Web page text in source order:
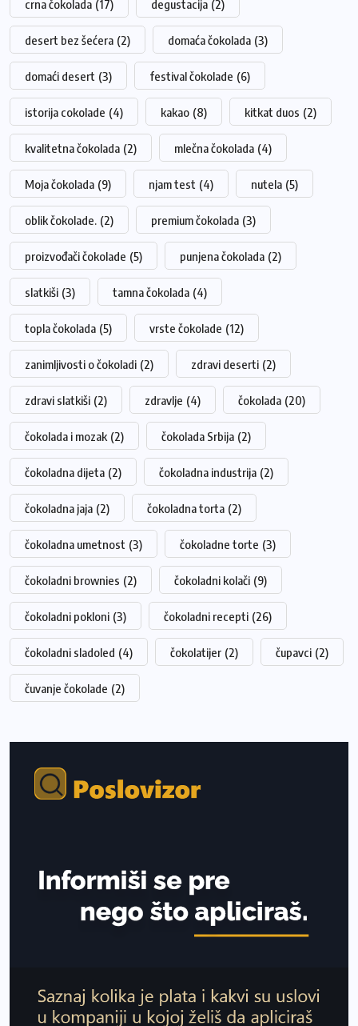
crna čokolada (17) degustacija (2)
desert bez šećera (2) domaća čokolada (3)
domaći desert (3) festival čokolade (6)
istorija cokolade (4) kakao (8) kitkat duos (2)
kvalitetna čokolada (2) mlečna čokolada (4)
Moja čokolada (9) njam test (4) nutela (5)
oblik čokolade. (2) premium čokolada (3)
proizvođači čokolade (5) punjena čokolada (2)
slatkiši (3) tamna čokolada (4)
topla čokolada (5) vrste čokolade (12)
zanimljivosti o čokoladi (2) zdravi deserti (2)
zdravi slatkiši (2) zdravlje (4) čokolada (20)
čokolada i mozak (2) čokolada Srbija (2)
čokoladna dijeta (2) čokoladna industrija (2)
čokoladna jaja (2) čokoladna torta (2)
čokoladna umetnost (3) čokoladne torte (3)
čokoladni brownies (2) čokoladni kolači (9)
čokoladni pokloni (3) čokoladni recepti (26)
čokoladni sladoled (4) čokolatijer (2) čupavci (2)
čuvanje čokolade (2)